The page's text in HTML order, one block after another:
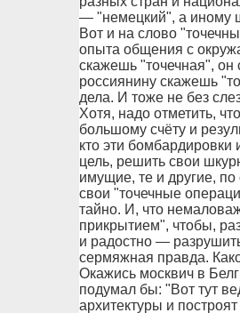
— "немецкий", а иному
Вот и на слово
опыта общения с
скажешь "точечная", он
россиянину скажешь
дела. И тоже не без
Хотя, надо отметить,
большому счёту и
кто эти бомбардировки
цель, решить свои
имущие, те и другие,
свои "точечные
тайно. И, что
прикрытием", чтобы,
и радостно —
сермяжная правда.
Окажись москвич в
подумал бы: "Вот тут
архитектуры и